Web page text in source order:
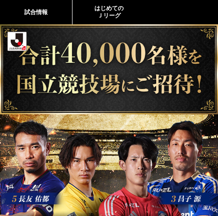
試合情報
はじめての
Ｊリーグ